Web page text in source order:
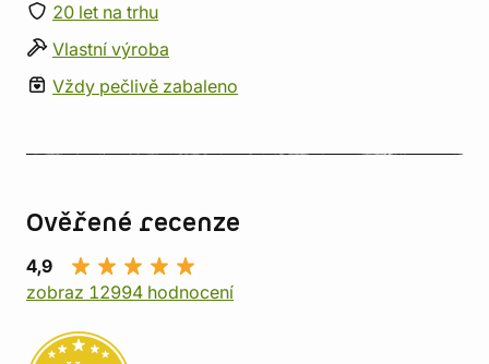
20 let na trhu
Vlastní výroba
Vždy pečlivě zabaleno
Ověřené recenze
4,9
zobraz 12994 hodnocení